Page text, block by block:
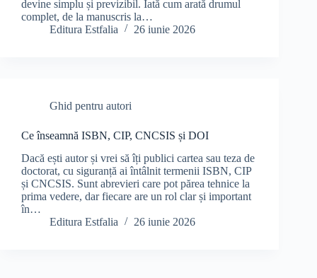
devine simplu și previzibil. Iată cum arată drumul
complet, de la manuscris la…
Editura Estfalia
26 iunie 2026
Ghid pentru autori
Ce înseamnă ISBN, CIP, CNCSIS și DOI
Dacă ești autor și vrei să îți publici cartea sau teza de
doctorat, cu siguranță ai întâlnit termenii ISBN, CIP
și CNCSIS. Sunt abrevieri care pot părea tehnice la
prima vedere, dar fiecare are un rol clar și important
în…
Editura Estfalia
26 iunie 2026